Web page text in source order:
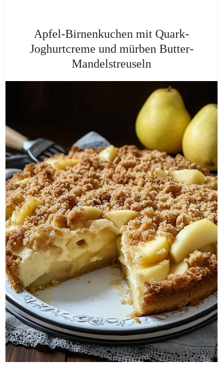
Apfel-Birnenkuchen mit Quark-
Joghurtcreme und mürben Butter-
Mandelstreuseln